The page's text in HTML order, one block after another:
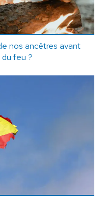
nos ancêtres avant
feu ?